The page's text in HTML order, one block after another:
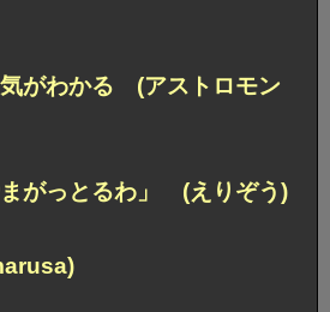
がわかる (アストロモン
がっとるわ」 (えりぞう)